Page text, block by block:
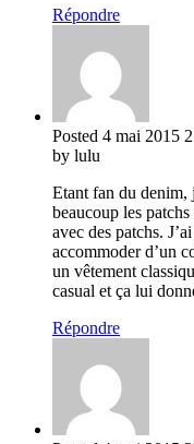
Répondre
Posted 4 mai 2015
by lulu
Etant fan du denim,
beaucoup les
avec des patchs.
accommoder d’un
un vêtement
casual et ça lui
Répondre